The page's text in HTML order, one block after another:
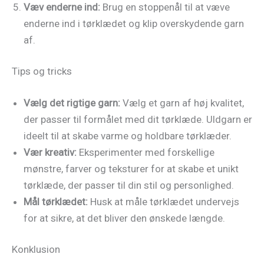
Væv enderne ind: Brug en stoppenål til at væve
enderne ind i tørklædet og klip overskydende garn
af.
Tips og tricks
Vælg det rigtige garn: Vælg et garn af høj kvalitet,
der passer til formålet med dit tørklæde. Uldgarn er
ideelt til at skabe varme og holdbare tørklæder.
Vær kreativ: Eksperimenter med forskellige
mønstre, farver og teksturer for at skabe et unikt
tørklæde, der passer til din stil og personlighed.
Mål tørklædet: Husk at måle tørklædet undervejs
for at sikre, at det bliver den ønskede længde.
Konklusion